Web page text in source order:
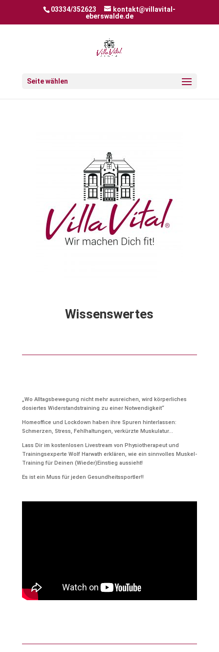
03334/352623
kontakt@villavital-
eberswalde.de
Seite wählen
Wissenswertes
„Wo Alltagsbewegung nicht mehr ausreichen, wird körperliches
dosiertes Widerstandstraining zu einer Notwendigkeit“
Homeoffice und Lockdown haben ihre Spuren hinterlassen:
Schmerzen, Stress, Fehlhaltungen, verkürzte Muskulatur…
Lass Dir im kostenlosen Livestream von Physiotherapeut und
Trainingsexperte Wolf Harwath erklären, wie ein sinnvolles Muskel-
Training für Deinen (Wieder)Einstieg aussieht!
Es ist ein Muss für jeden Gesundheitssportler!!